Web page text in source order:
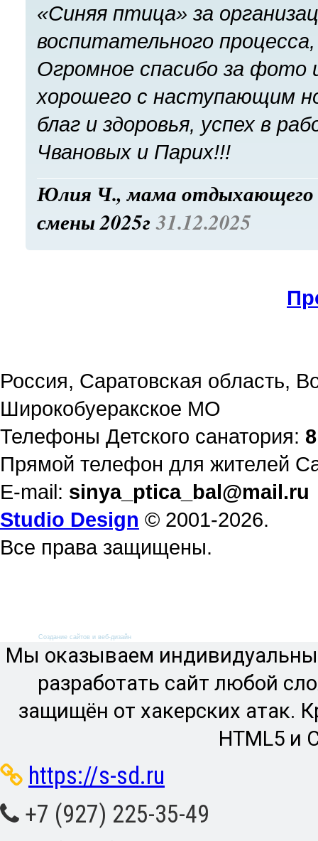
«Синяя птица» за
воспитательного
Огромное спасибо за фото
хорошего с наступающим
благ и здоровья, успех в
Чвановых и Парих!!!
Юлия Ч., мама отдыхающего
смены 2025г 31.12.2025
Россия, Саратовская область,
Широкобуеракское МО
Телефоны Детского санатория:
Прямой телефон для жителей
E-mail: sinya_ptica_bal@mail.ru
Studio Design © 2001-2026.
Все права защищены.
Создание сайтов и веб-дизайн
Мы оказываем
разработать сайт любой
защищён от хакерских атак.
HTML5 и
https://s-sd.ru
+7 (927) 225-35-49